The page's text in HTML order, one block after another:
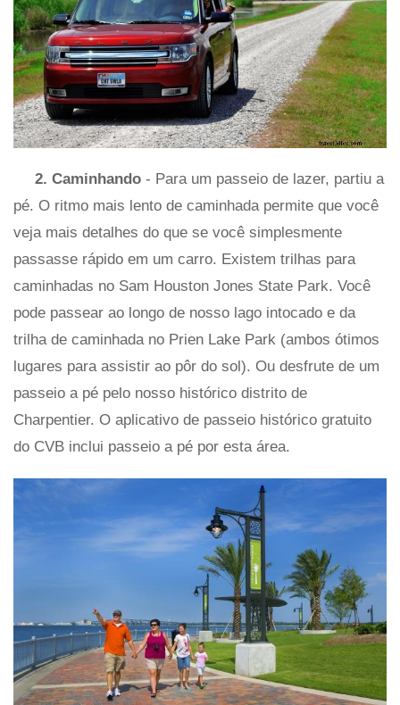
2. Caminhando - Para um passeio de lazer, partiu a
pé. O ritmo mais lento de caminhada permite que você
veja mais detalhes do que se você simplesmente
passasse rápido em um carro. Existem trilhas para
caminhadas no Sam Houston Jones State Park. Você
pode passear ao longo de nosso lago intocado e da
trilha de caminhada no Prien Lake Park (ambos ótimos
lugares para assistir ao pôr do sol). Ou desfrute de um
passeio a pé pelo nosso histórico distrito de
Charpentier. O aplicativo de passeio histórico gratuito
do CVB inclui passeio a pé por esta área.